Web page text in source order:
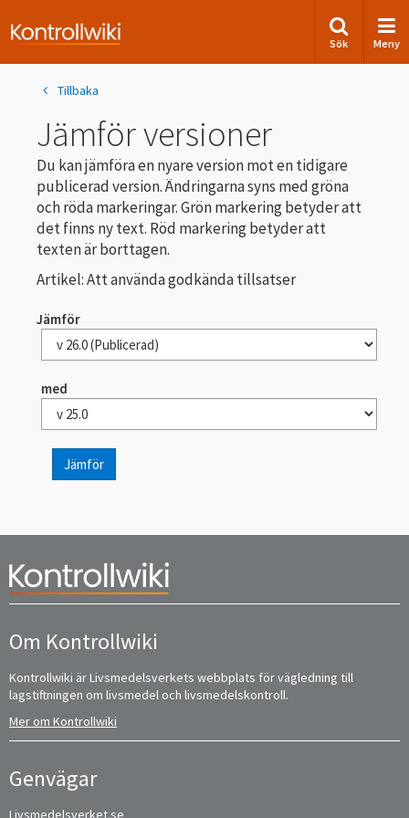
Sök Meny
Tillbaka
Jämför versioner
Du kan jämföra en nyare version mot en tidigare
publicerad version. Ändringarna syns med gröna
och röda markeringar. Grön markering betyder att
det finns ny text. Röd markering betyder att
texten är borttagen.
Artikel: Att använda godkända tillsatser
Jämför
med
Jämför
Om Kontrollwiki
Kontrollwiki är Livsmedelsverkets webbplats för vägledning till
lagstiftningen om livsmedel och livsmedelskontroll.
Mer om Kontrollwiki
Genvägar
Livsmedelsverket.se